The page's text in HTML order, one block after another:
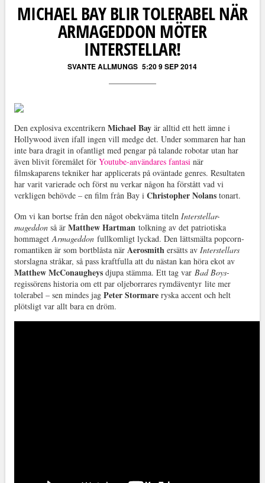
MICHAEL BAY BLIR TOLERABEL NÄR
ARMAGEDDON MÖTER
INTERSTELLAR!
SVANTE ALLMUNGS 5:20 9 SEP 2014
Den explosiva excentrikern Michael Bayär alltid ett hett ämne i
Hollywood även ifall ingen vill medge det. Under sommaren har han
inte bara dragit in ofantligt med pengar på talande robotar utan har
även blivit föremålet för Youtube-användares fantasi när
filmskaparens tekniker har applicerats på oväntade genres. Resultaten
har varit varierade och först nu verkar någon ha förstått vad vi
verkligen behövde – en film från Bay i Christopher Nolanstonart.
Om vi kan bortse från den något obekväma titeln Interstellar-
mageddonså är Matthew Hartman tolkning av det patriotiska
hommaget Armageddonfullkomligt lyckad. Den lättsmälta popcorn-
romantiken är som bortblåsta när Aerosmith ersätts av Interstellars
storslagna stråkar, så pass kraftfulla att du nästan kan höra ekot av
Matthew McConaugheysdjupa stämma. Ett tag var Bad Boys-
regissörens historia om ett par oljeborrares rymdäventyr lite mer
tolerabel – sen mindes jag Peter Stormareryska accent och helt
plötsligt var allt bara en dröm.